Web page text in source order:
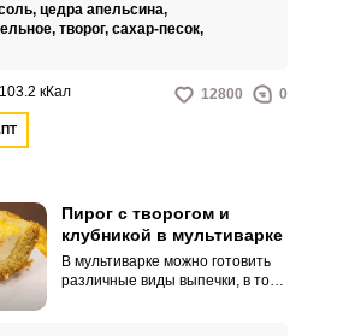
цедра апельсина,
творог, сахар-песок,
103.2 кКал 12800 0
Пирог с творогом и
клубникой в мультиварке
В мультиварке можно готовить
различные виды выпечки, в том